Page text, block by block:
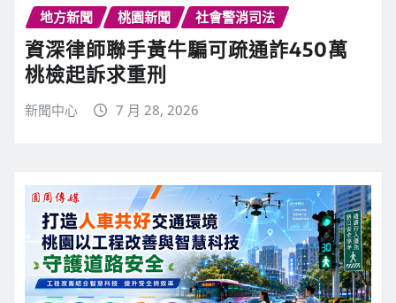
地方新聞 桃園新聞 社會警消司法
資深律師聯手黃牛騙可疏通詐450萬
桃檢起訴求重刑
新聞中心 7 月 28, 2026